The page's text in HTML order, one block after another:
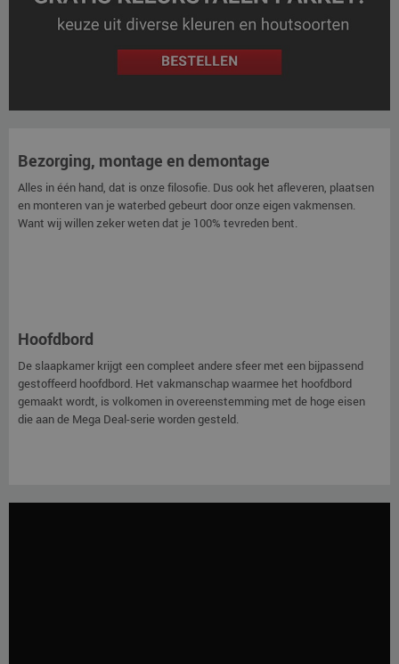
Bezorging, montage en demontage
Alles in één hand, dat is onze filosofie. Dus ook het afleveren, plaatsen
en monteren van je waterbed gebeurt door onze eigen vakmensen.
Want wij willen zeker weten dat je 100% tevreden bent.
Hoofdbord
De slaapkamer krijgt een compleet andere sfeer met een bijpassend
gestoffeerd hoofdbord. Het vakmanschap waarmee het hoofdbord
gemaakt wordt, is volkomen in overeenstemming met de hoge eisen
die aan de Mega Deal-serie worden gesteld.